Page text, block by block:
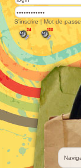
S'inscrire | Mot de